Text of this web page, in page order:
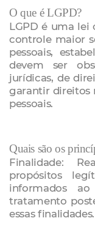
O que é LGPD?
LGPD é uma
controle maior
pessoais,
devem ser
jurídicas, de
garantir direitos
pessoais.
Quais são os
Finalidade:
propósitos
informados
tratamento
essas finalidades.